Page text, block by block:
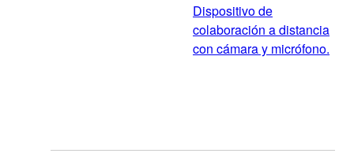
Dispositivo de
colaboración a distancia
con cámara y micrófono.